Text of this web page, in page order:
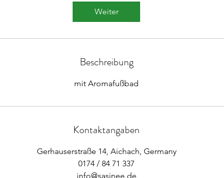
Weiter
Beschreibung
mit Aromafußbad
Kontaktangaben
Gerhauserstraße 14, Aichach, Germany
0174 / 84 71 337
info@sasinee.de